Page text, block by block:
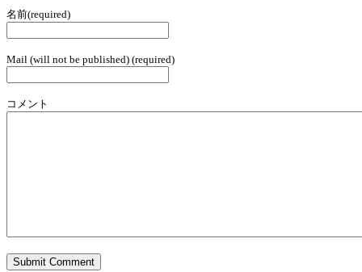
名前(required)
Mail (will not be published) (required)
コメント